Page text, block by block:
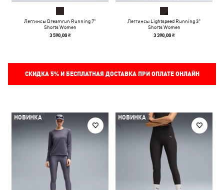
Леггинсы Dreamrun Running 7"
Shorts Women
3 590,00 ₴
Леггинсы Lightspeed Running 3"
Shorts Women
3 390,00 ₴
СКИДКА 5%И БЕСПЛАТНАЯ ДОСТАВКА ПРИ ОПЛАТЕ ОНЛАЙН
НОВИНКА НОВИНКА